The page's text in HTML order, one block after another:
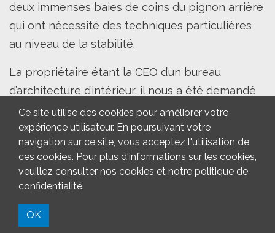
deux immenses baies de coins du pignon arrière
qui ont nécessité des techniques particulières
au niveau de la stabilité.
La propriétaire étant la CEO d’un bureau
d’architecture d’intérieur, il nous a été demandé
d’apporter une attention particulière à certains
détails de conception et de finition de certains
travaux pour permettre la mise en oeuvre
d’éléments design incorporés à la maçonnerie.
Ce site utilise des cookies pour améliorer votre
expérience utilisateur. En poursuivant votre
navigation sur ce site, vous acceptez l'utilisation de
ces cookies. Pour plus d'informations sur les cookies,
veuillez consulter nos cookies et notre politique de
confidentialité.
OK